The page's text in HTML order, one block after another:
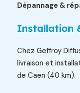
Dépannage &
Installation
Chez Geffroy
livraison et
de Caen (40 km).